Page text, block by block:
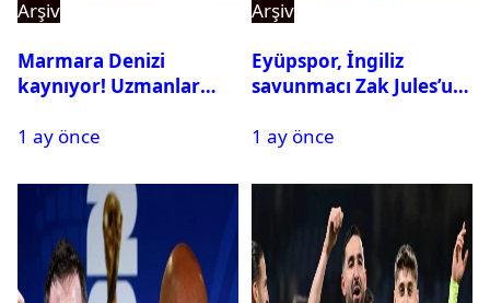
Arşiv
Marmara Denizi
kaynıyor! Uzmanlar
1 ay önce
Arşiv
Eyüpspor, İngiliz
savunmacı Zak Jules’u
1 ay önce